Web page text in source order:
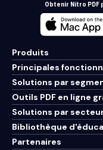
Obtenir Nitro PDF
Produits
Principales
Solutions par
Outils PDF en ligne
Solutions par
Bibliothèque
Partenaires